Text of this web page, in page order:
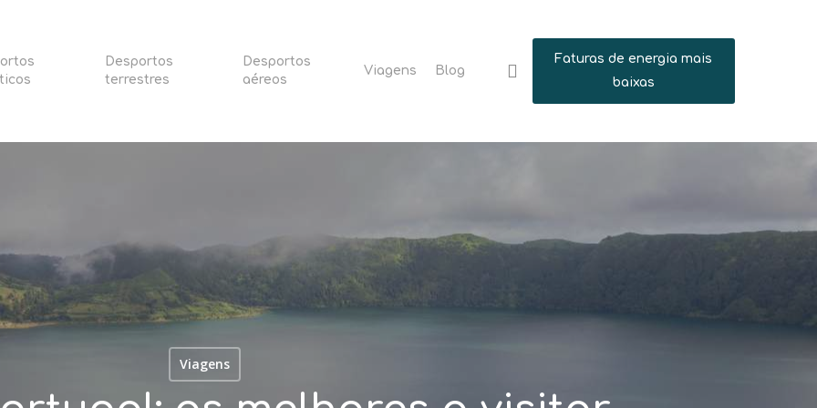
Desportos
terrestres
Desportos
aéreos
Viagens Blog searchFaturas de energia mais
baixas
Viagens